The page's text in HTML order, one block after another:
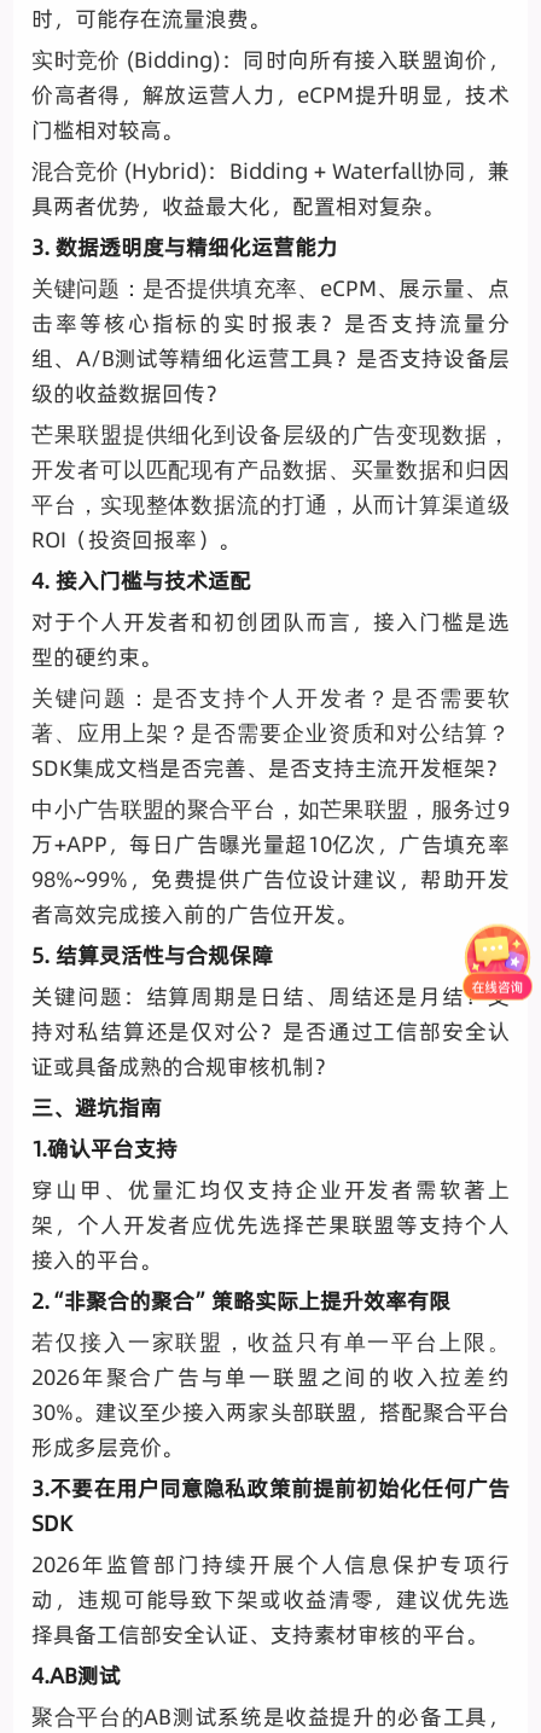
时，可能存在流量浪费。
实时竞价 (Bidding)：同时向所有接入联盟询价，
价高者得，解放运营人力，eCPM提升明显，技术
门槛相对较高。
混合竞价 (Hybrid)：Bidding + Waterfall协同，兼
具两者优势，收益最大化，配置相对复杂。
3. 数据透明度与精细化运营能力
关键问题：是否提供填充率、 eCPM、展示量、点
击率等核心指标的实时报表？是否支持流量分
组、A/B测试等精细化运营工具？是否支持设备层
级的收益数据回传？
芒果联盟提供细化到设备层级的广告变现数据，
开发者可以匹配现有产品数据、买量数据和归因
平台，实现整体数据流的打通，从而计算渠道级
ROI（投资回报率）。
4. 接入门槛与技术适配
对于个人开发者和初创团队而言，接入门槛是选
型的硬约束。
关键问题：是否支持个人开发者？是否需要软
著、应用上架？是否需要企业资质和对公结算？
SDK集成文档是否完善、是否支持主流开发框架？
中小广告联盟的聚合平台，如芒果联盟，服务过9
万+APP，每日广告曝光量超10亿次，广告填充率
98%~99%，免费提供广告位设计建议，帮助开发
者高效完成接入前的广告位开发。
5. 结算灵活性与合规保障
关键问题：结算周期是日结、周结还是月结？支
持对私结算还是仅对公？是否通过工信部安全认
证或具备成熟的合规审核机制？
三、避坑指南
1.确认平台支持
穿山甲、优量汇均仅支持企业开发者需软著上
架，个人开发者应优先选择芒果联盟等支持个人
接入的平台。
2.“非聚合的聚合”策略实际上提升效率有限
若仅接入一家联盟，收益只有单一平台上限。
2026年聚合广告与单一联盟之间的收入拉差约
30%。建议至少接入两家头部联盟，搭配聚合平台
形成多层竞价。
3.不要在用户同意隐私政策前提前初始化任何广告
SDK
2026年监管部门持续开展个人信息保护专项行
动，违规可能导致下架或收益清零，建议优先选
择具备工信部安全认证、支持素材审核的平台。
4.AB测试
聚合平台的AB测试系统是收益提升的必备工具，